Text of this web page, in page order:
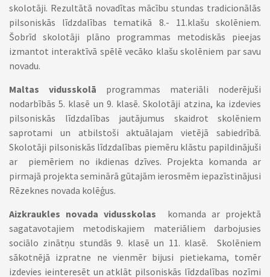
skolotāji. Rezultātā novadītas mācību stundas tradicionālās
pilsoniskās līdzdalības tematikā 8.- 11.klašu skolēniem.
Šobrīd skolotāji plāno programmas metodiskās pieejas
izmantot interaktīvā spēlē vecāko klašu skolēniem par savu
novadu.
Maltas vidusskolā programmas materiāli noderējuši
nodarbībās 5. klasē un 9. klasē. Skolotāji atzina, ka izdevies
pilsoniskās līdzdalības jautājumus skaidrot skolēniem
saprotami un atbilstoši aktuālajam vietējā sabiedrībā.
Skolotāji pilsoniskās līdzdalības piemēru klāstu papildinājuši
ar piemēriem no ikdienas dzīves. Projekta komanda ar
pirmajā projekta seminārā gūtajām ierosmēm iepazīstinājusi
Rēzeknes novada kolēģus.
Aizkraukles novada vidusskolas komanda ar projektā
sagatavotajiem metodiskajiem materiāliem darbojusies
sociālo zinātņu stundās 9. klasē un 11. klasē. Skolēniem
sākotnējā izpratne ne vienmēr bijusi pietiekama, tomēr
izdevies ieinteresēt un atklāt pilsoniskās līdzdalības nozīmi